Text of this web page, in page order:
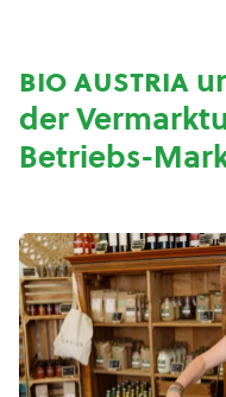
bio austria
der
Betriebs-